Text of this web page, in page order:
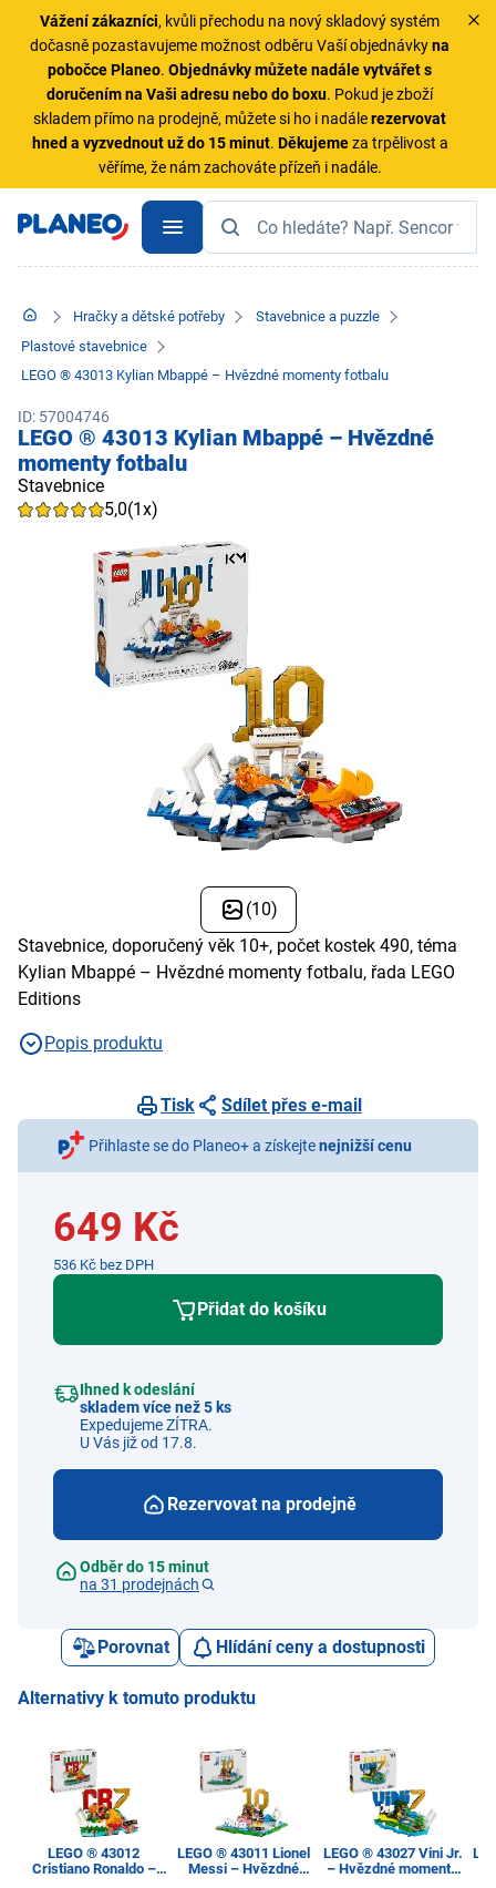
Vážení zákazníci, kvůli přechodu na nový skladový systém
dočasně pozastavujeme možnost odběru Vaší objednávkyna
pobočce Planeo.Objednávky můžete nadále vytvářet s
doručením na Vaši adresu nebo do boxu. Pokud je zboží
skladem přímo na prodejně, můžete si ho i nadálerezervovat
hned a vyzvednout už do 15 minut. Děkujemeza trpělivost a
věříme, že nám zachováte přízeň i nadále.
Hračky a dětské potřeby
Stavebnice a puzzle
Plastové stavebnice
LEGO ® 43013 Kylian Mbappé – Hvězdné momenty fotbalu
ID: 57004746
LEGO ® 43013 Kylian Mbappé – Hvězdné
momenty fotbalu
Stavebnice
5,0(1x)
(10)
Stavebnice, doporučený věk 10+, počet kostek 490, téma
Kylian Mbappé – Hvězdné momenty fotbalu, řada LEGO
Editions
Popis produktu
Tisk Sdílet přes e-mail
Přihlaste se do Planeo+ a získejtenejnižší cenu
649 Kč
536 Kč bez DPH
Přidat do košíku
Ihned k odeslání
skladem více než 5 ks
Expedujeme ZÍTRA.
U Vás již od 17.8.
Rezervovat na prodejně
Odběr do 15 minut
na 31 prodejnách
Porovnat Hlídání ceny a dostupnosti
Alternativy k tomuto produktu
LEGO ® 43012
Cristiano Ronaldo –
LEGO ® 43011 Lionel
Messi – Hvězdné
LEGO ® 43027 Vini Jr.
– Hvězdné momenty